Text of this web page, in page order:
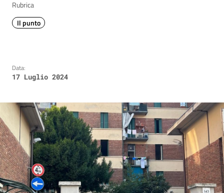
Rubrica
Il punto
Data:
17 Luglio 2024